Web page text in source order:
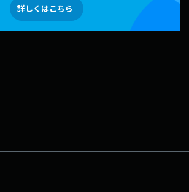
詳しくはこちら